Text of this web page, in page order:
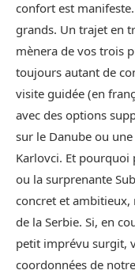
confort est
grands. Un trajet en
mènera de vos trois
toujours autant de
visite guidée (en
avec des options
sur le Danube ou
Karlovci. Et pourquoi
ou la surprenante
concret et ambitieux,
de la Serbie. Si, en
petit imprévu surgit,
coordonnées de